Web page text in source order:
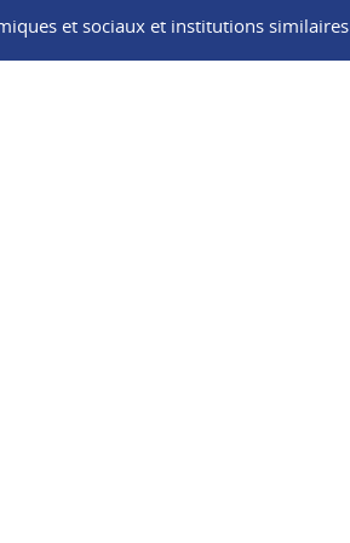
et sociaux et institutions similaires